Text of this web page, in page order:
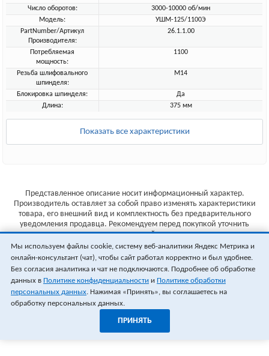
Число оборотов:
3000-10000 об/мин
Модель:
УШМ-125/1100Э
PartNumber/Артикул
Производителя:
26.1.1.00
Потребляемая
мощность:
1100
Резьба шлифовального
шпинделя:
M14
Блокировка шпинделя:
Да
Длина:
375 мм
Показать все характеристики
Представленное описание носит информационный характер.
Производитель оставляет за собой право изменять характеристики
товара, его внешний вид и комплектность без предварительного
уведомления продавца. Рекомендуем перед покупкой уточнить
характеристики товара на сайте производителя.
Указанные цены не являются публичной офертой (ст.435 ГК РФ).
Стоимость и наличие товара уточняйте у менеджера.
Мы используем файлы cookie, систему веб-аналитики Яндекс Метрика и
онлайн-консультант (чат), чтобы сайт работал корректно и был удобнее.
Без согласия аналитика и чат не подключаются. Подробнее об обработке
данных в Политике конфиденциальности и Политике обработки
персональных данных. Нажимая «Принять», вы соглашаетесь на
обработку персональных данных.
ПРИНЯТЬ